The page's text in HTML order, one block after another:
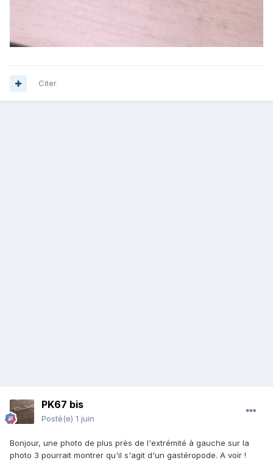
Citer
PK67 bis
Posté(e) 1 juin
Bonjour, une photo de plus près de l'extrémité à gauche sur la
photo 3 pourrait montrer qu'il s'agit d'un gastéropode. A voir !